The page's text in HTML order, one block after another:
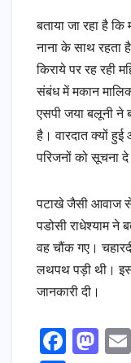
बताया जा रहा है
नाना के साथ रहता
किराये पर रह रही
संबंध में मकान
एसपी जया बलूनी ने
है। वारदात क्यों
परिजनों को सूचना
पटाखे जैसी आवाज
पडोसी राधेश्याम
वह चौंक गए।
लथपथ पड़ी थी।
जानकारी दी।
F
M